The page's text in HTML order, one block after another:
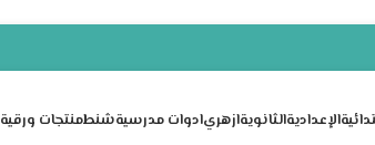
الإعداديةالثانويةازهريادوات مدرسيةشنطمنتجات ورقية